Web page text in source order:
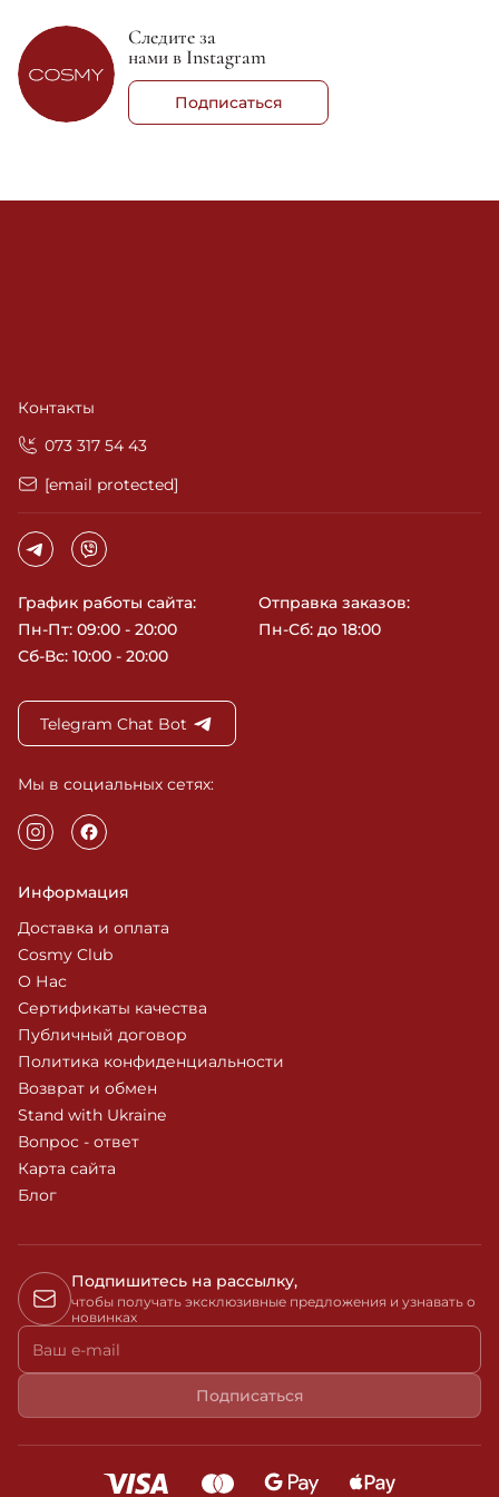
Следите за
нами в Instagram
Подписаться
Контакты
‎073 317 54 43
[email protected]
График работы сайта:
Пн-Пт: 09:00 - 20:00
Сб-Вс: 10:00 - 20:00
Отправка заказов:
Пн-Сб: до 18:00
Telegram Chat Bot
Мы в социальных сетях:
Информация
Доставка и оплата
Cosmy Club
О Нас
Сертификаты качества
Публичный договор
Политика конфиденциальности
Возврат и обмен
Stand with Ukraine
Вопрос - ответ
Карта сайта
Блог
Подпишитесь на рассылку,
чтобы получать эксклюзивные предложения и узнавать о
новинках
Ваш e-mail
Подписаться